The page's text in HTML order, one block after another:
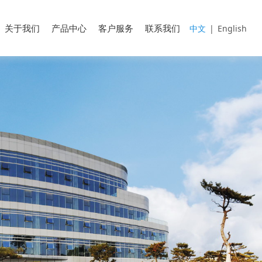
中文 | English
关于我们 产品中心 客户服务 联系我们